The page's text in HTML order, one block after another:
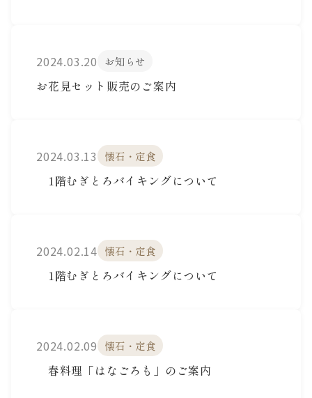
2024.03.20 お知らせ
お花見セット販売のご案内
2024.03.13 懐石・定食
1階むぎとろバイキングについて
2024.02.14 懐石・定食
1階むぎとろバイキングについて
2024.02.09 懐石・定食
春料理「はなごろも」のご案内